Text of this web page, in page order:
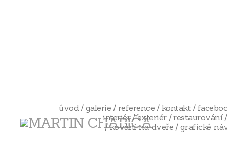
úvod
galerie
interiér
exteriér
restaurování
kování na dveře
grafické
reference kontakt